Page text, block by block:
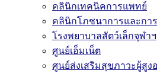
คลินิกเทคนิคการแพทย์
คลินิกโภชนาการและกา
โรงพยาบาลสัตว์เล็กจุฬาฯ
ศูนย์เอ็มเน็ต
ศูนย์ส่งเสริมสุขภาวะผู้สูง